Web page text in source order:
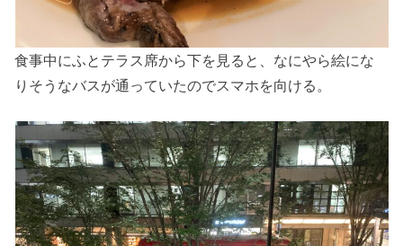
食事中にふとテラス席から下を見ると、なにやら絵にな
りそうなバスが通っていたのでスマホを向ける。